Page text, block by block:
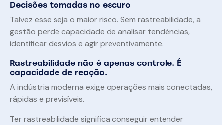
Decisões tomadas no escuro
Talvez esse seja o maior risco. Sem rastreabilidade, a
gestão perde capacidade de analisar tendências,
identificar desvios e agir preventivamente.
Rastreabilidade não é apenas controle. É
capacidade de reação.
A indústria moderna exige operações mais conectadas,
rápidas e previsíveis.
Ter rastreabilidade significa conseguir entender